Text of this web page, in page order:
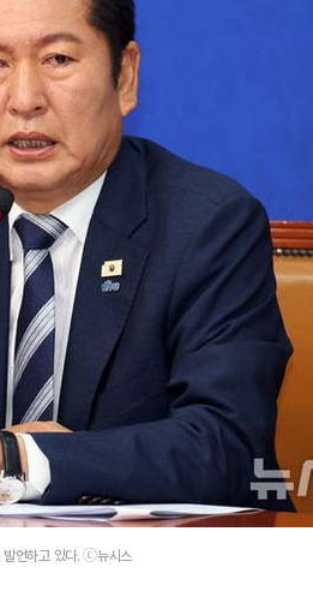
발언하고 있다. ⓒ뉴시스
5